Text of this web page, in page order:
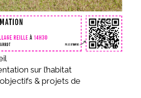
sur l’habitat
& projets de